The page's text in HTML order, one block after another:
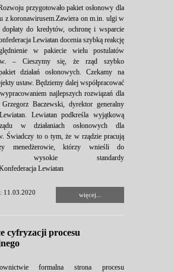
przygotowało pakiet osłonowy dla
z koronawirusem.Zawiera on m.in. ulgi w
dopłaty do kredytów, ochronę i wsparcie
Lewiatan docenia szybką reakcję
w pakiecie wielu postulatów
– Cieszymy się, że rząd szybko
działań osłonowych. Czekamy na
ustaw. Będziemy dalej współpracować
najlepszych rozwiązań dla
Baczewski, dyrektor generalny
Lewiatan podkreśla wyjątkową
w działaniach osłonowych dla
Świadczy to o tym, że w rządzie pracują
menedżerowie, którzy wnieśli do
wysokie standardy
Lewiatan
11.03.2020 więcej...
cyfryzacji procesu
formalna strona procesu